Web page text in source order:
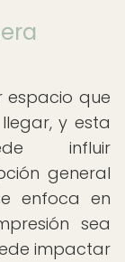
espacio que
y esta
influir
general
enfoca en
sea
impactar